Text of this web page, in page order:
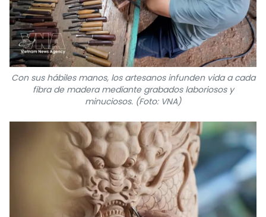
Con sus hábiles manos, los artesanos infunden vida a cada
fibra de madera mediante grabados laboriosos y
minuciosos. (Foto: VNA)